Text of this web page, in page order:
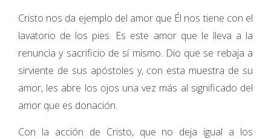
Cristo nos da ejemplo del amor que Él nos tiene con el
lavatorio de los pies. Es este amor que le lleva a la
renuncia y sacrificio de sí mismo. Dio que se rebaja a
sirviente de sus apóstoles y, con esta muestra de su
amor, les abre los ojos una vez más al significado del
amor que es donación.
Con la acción de Cristo, que no deja igual a los